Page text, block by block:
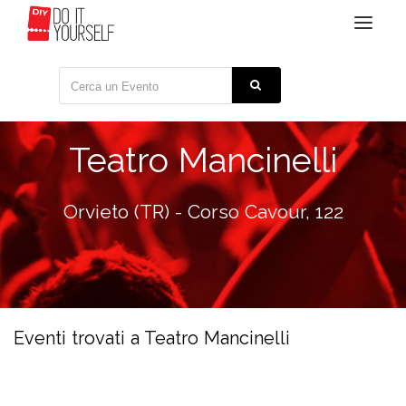
Toggle
Teatro Mancinelli
Orvieto (TR) - Corso Cavour, 122
Eventi trovati a Teatro Mancinelli